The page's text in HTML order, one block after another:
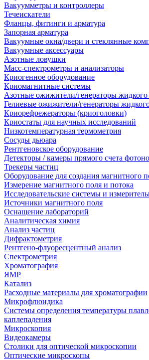
Вакуумметры и контроллеры
Течеискатели
Фланцы, фитинги и арматура
Запорная арматура
Вакуумные окна/двери и стеклянные
Вакуумные аксессуары
Азотные ловушки
Масс-спектрометры и анализаторы
Криогенное оборудование
Криомагнитные системы
Азотные ожижители/генераторы жидкого
Гелиевые ожижители/генераторы
Криорефрежераторы (криоголовки)
Криостаты для научных исследований
Низкотемпературная термометрия
Сосуды дьюара
Рентгеновское оборудование
Детекторы / камеры прямого счета
Трекеры частиц
Оборудование для создания магнитного
Измерение магнитного поля и потока
Исследовательские системы и
Источники магнитного поля
Оснащение лабораторий
Аналитическая химия
Анализ частиц
Дифрактометрия
Рентгено-флуоресцентный анализ
Спектрометрия
Хроматография
ЯМР
Катализ
Расходные материалы для хроматографии
Микрофлюидика
Системы определения температуры
каплепадения
Микроскопия
Видеокамеры
Столики для оптической микроскопии
Оптические микроскопы